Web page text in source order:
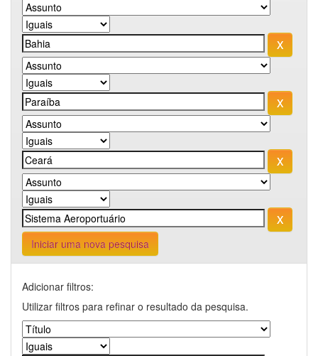
Iniciar uma nova pesquisa
Adicionar filtros:
Utilizar filtros para refinar o resultado da pesquisa.